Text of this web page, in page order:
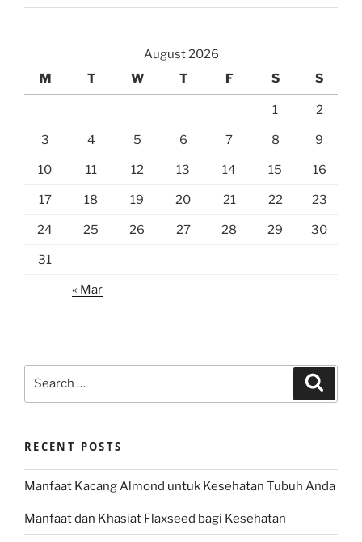
August 2026
M
T W T F S S
1 2
3 4 5 6 7 8 9
10 11 12 13 14 15 16
17 18 19 20 21 22 23
24 25 26 27 28 29 30
31
« Mar
RECENT POSTS
Manfaat Kacang Almond untuk Kesehatan Tubuh Anda
Manfaat dan Khasiat Flaxseed bagi Kesehatan